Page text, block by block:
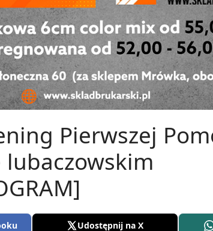
Pierwszej
Udostępnij na X